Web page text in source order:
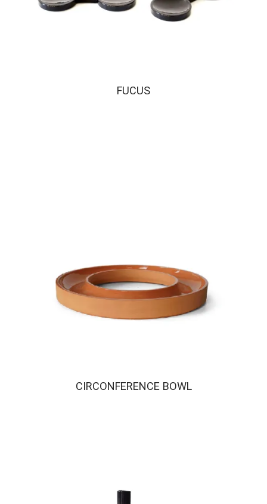
FUCUS
CIRCONFERENCE BOWL